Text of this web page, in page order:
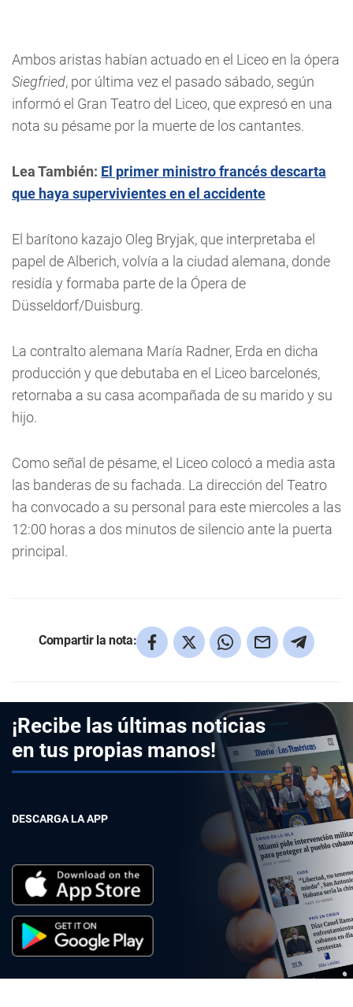
Ambos aristas habían actuado en el Liceo en la ópera
Siegfried, por última vez el pasado sábado, según
informó el Gran Teatro del Liceo, que expresó en una
nota su pésame por la muerte de los cantantes.
Lea También: El primer ministro francés descarta
que haya supervivientes en el accidente
El barítono kazajo Oleg Bryjak, que interpretaba el
papel de Alberich, volvía a la ciudad alemana, donde
residía y formaba parte de la Ópera de
Düsseldorf/Duisburg.
La contralto alemana María Radner, Erda en dicha
producción y que debutaba en el Liceo barcelonés,
retornaba a su casa acompañada de su marido y su
hijo.
Como señal de pésame, el Liceo colocó a media asta
las banderas de su fachada. La dirección del Teatro
ha convocado a su personal para este miercoles a las
12:00 horas a dos minutos de silencio ante la puerta
principal.
Compartir la nota:
¡Recibe las últimas noticias
en tus propias manos!
DESCARGA LA APP